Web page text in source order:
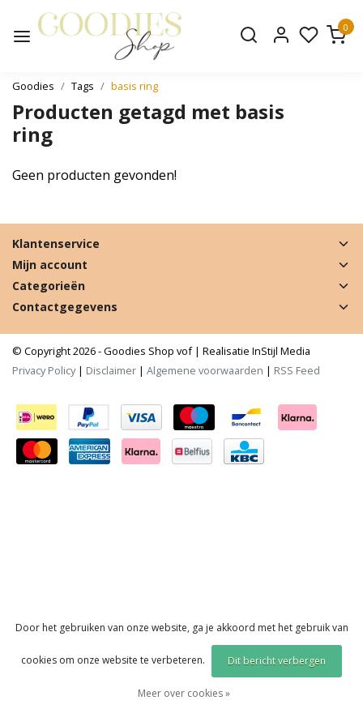
0
Goodies Tags basis ring
Producten getagd met basis
ring
Geen producten gevonden!
Klantenservice
Mijn account
Categorieën
Contactgegevens
© Copyright 2026 - Goodies Shop vof | Realisatie InStijl Media
Privacy Policy| Disclaimer | Algemene voorwaarden | RSS Feed
Door het gebruiken van onze website, ga je akkoord met het gebruik van
cookies om onze website te verbeteren. Dit bericht verbergen
Meer over cookies »